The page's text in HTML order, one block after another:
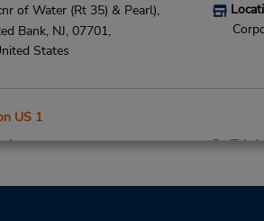
of Water (Rt 35) & Pearl),
Bank, NJ, 07701,
States
US 1
NJ, 08817, United States